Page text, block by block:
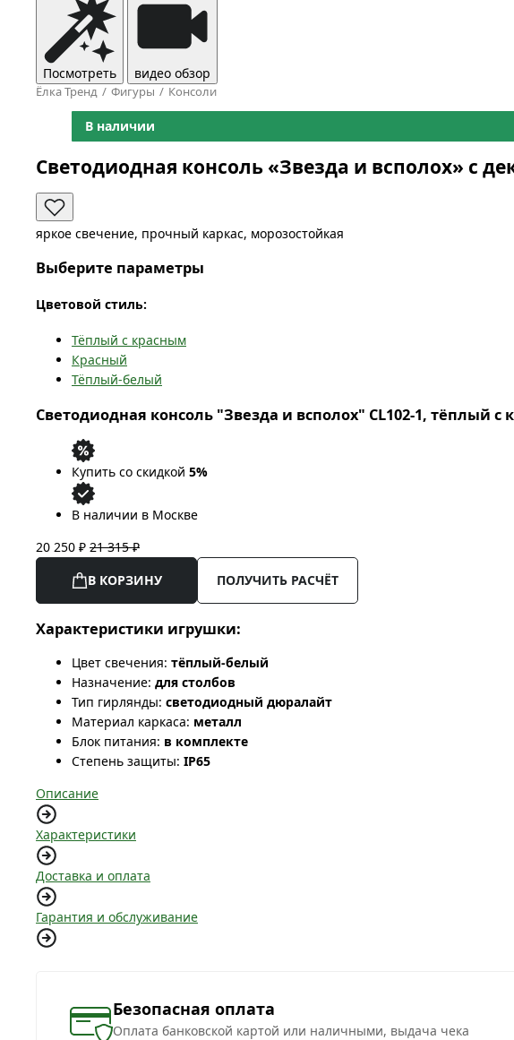
Посмотреть видео обзор
Ёлка Тренд Фигуры Консоли
В наличии
Светодиодная консоль «Звезда и всполох» с
яркое свечение, прочный каркас, морозостойкая
Выберите параметры
Цветовой стиль:
Тёплый с красным
Красный
Тёплый-белый
Светодиодная консоль "Звезда и всполох" CL102-1, тёплый с
Купить со скидкой 5%
В наличии в Москве
20 250 ₽ 21 315 ₽
В КОРЗИНУ
ПОЛУЧИТЬ РАСЧЁТ
Характеристики игрушки:
Цвет свечения: тёплый-белый
Назначение: для столбов
Тип гирлянды: светодиодный дюралайт
Материал каркаса: металл
Блок питания: в комплекте
Степень защиты: IP65
Описание
Характеристики
Доставка и оплата
Гарантия и обслуживание
Безопасная оплата
Оплата банковской картой или наличными, выдача чека